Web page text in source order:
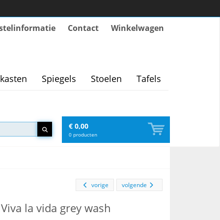
Contact Winkelwagen
Spiegels Stoelen Tafels
€ 0,00
0 producten
volgende
vorige
la vida grey wash